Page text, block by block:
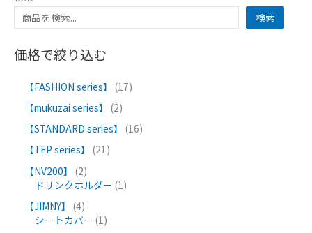
検索
価格で絞り込む
【FASHION series】
17
【mukuzai series】
2
【STANDARD series】
16
【TEP series】
21
【NV200】
2
ドリンクホルダー 1
【JIMNY】
4
シートカバー 1